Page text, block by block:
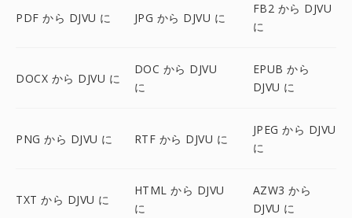
PDF から DJVU に JPG から DJVU に
FB2 から DJVU
に
DOCX から DJVU に
DOC から DJVU
に
EPUB から
DJVU に
PNG から DJVU に RTF から DJVU に
JPEG から DJVU
に
TXT から DJVU に
HTML から DJVU
に
AZW3 から
DJVU に